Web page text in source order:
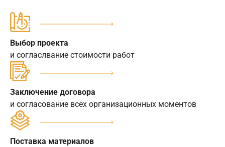
Выбор проекта
и согласлвание стоимости работ
Заключение договора
и согласование всех организационных моментов
Поставка материалов